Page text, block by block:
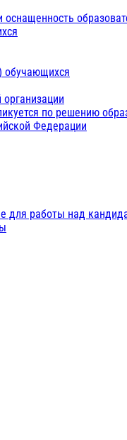
обучающихся
по решению
Федерации
для работы над